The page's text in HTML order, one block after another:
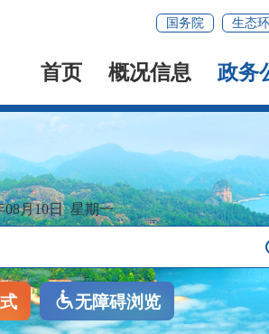
国务院 生态
首页 概况信息 政务
08月10日 星期一
无障碍浏览